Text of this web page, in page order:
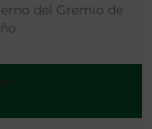
del Gremio de